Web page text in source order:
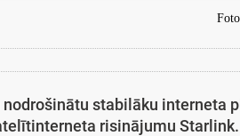
stabilāku
risinājumu Starlink.